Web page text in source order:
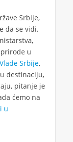
Srbije,
da se vidi.
u
Srbije,
destinaciju,
pitanje je
ćemo na
u